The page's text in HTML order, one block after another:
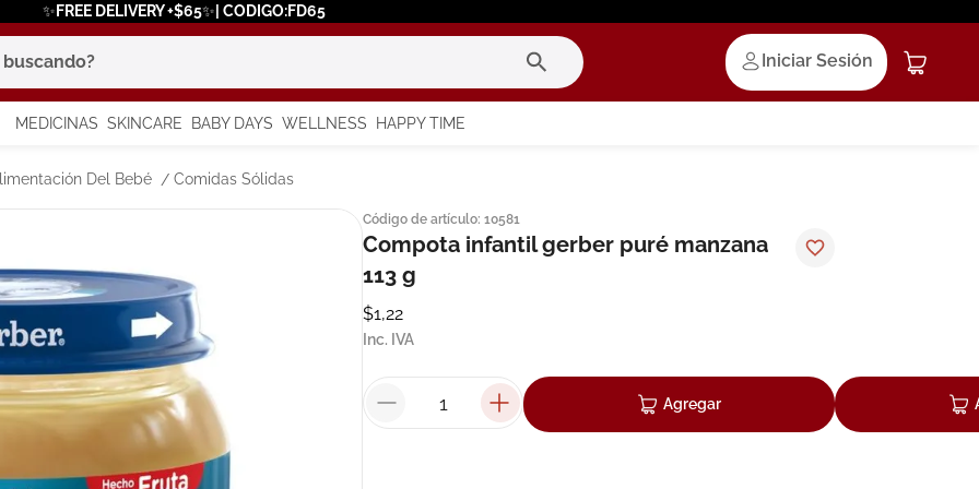
✨FREE DELIVERY +$65✨| CODIGO:FD65
Iniciar Sesión
MEDICINAS SKINCARE BABY DAYS WELLNESS HAPPY TIME
Del Bebé Comidas Sólidas
Código de artículo: 10581
Compota infantil gerber puré manzana
113 g
$1,22
Inc. IVA
Agregar
más buscados